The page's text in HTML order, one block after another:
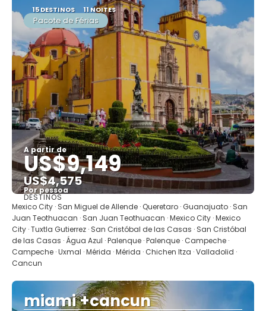
15 DESTINOS 11 NOITES
Pacote de Férias
A partir de
US$9,149
US$4,575
Por pessoa
Mostrar
DESTINOS
Mexico City · San Miguel de Allende · Queretaro · Guanajuato · San
Juan Teothuacan · San Juan Teothuacan · Mexico City · Mexico
City · Tuxtla Gutierrez · San Cristóbal de las Casas · San Cristóbal
de las Casas · Água Azul · Palenque · Palenque · Campeche ·
Campeche · Uxmal · Mérida · Mérida · Chichen Itza · Valladolid ·
Cancun
miami +cancun